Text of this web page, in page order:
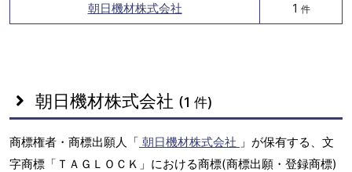
朝日機材株式会社
1 件
朝日機材株式会社 (1 件)
商標権者・商標出願人「 朝日機材株式会社 」が保有する、文
字商標「ＴＡＧＬＯＣＫ」における商標(商標出願・登録商標)